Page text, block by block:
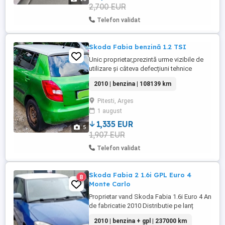
2,700 EUR
Telefon validat
5
Skoda Fabia benzină 1.2 TSI
Unic proprietar,prezintă urme vizibile de
utilizare și câteva defecțiuni tehnice
automobile. Are 108139 km itp și rca
valabil . Prețul este negociabil la fața
locului.
2010 | benzina | 108139 km
Pitesti, Arges
1 august
1,335 EUR
1,907 EUR
Telefon validat
8
Skoda Fabia 2 1.6i GPL Euro 4
Monte Carlo
Proprietar vand Skoda Fabia 1.6i Euro 4 An
de fabricatie 2010 Distributie pe lanț
2010 | benzina + gpl | 237000 km